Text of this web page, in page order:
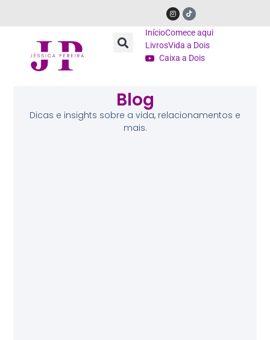
InícioComece aqui
LivrosVida a Dois
Caixa a Dois
Blog
Dicas e insights sobre a vida, relacionamentos e
mais.